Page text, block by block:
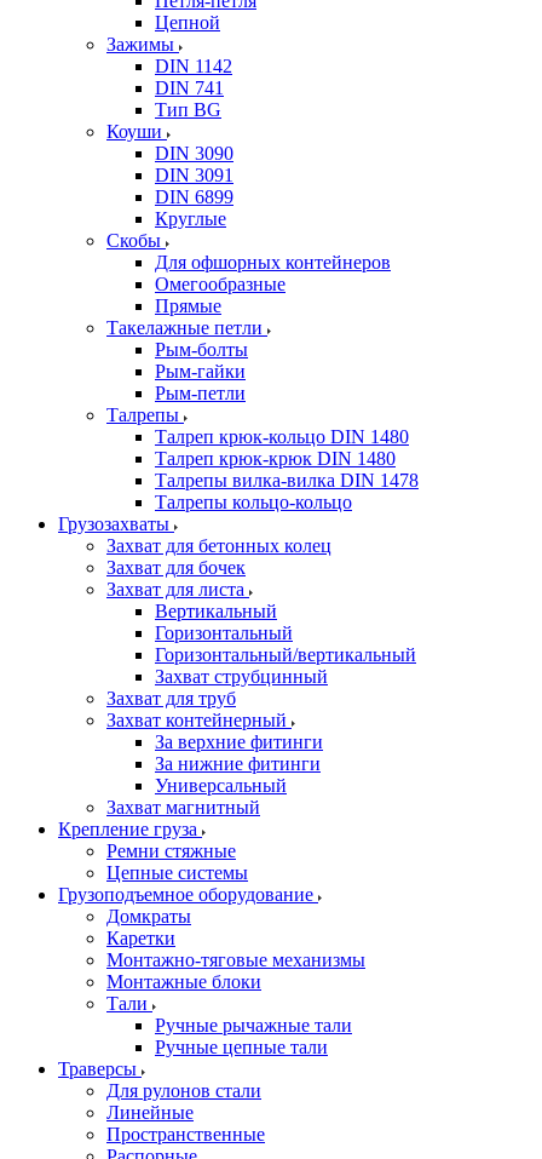
Цепной
Зажимы
DIN 1142
DIN 741
Тип BG
Коуши
DIN 3090
DIN 3091
DIN 6899
Круглые
Скобы
Для офшорных контейнеров
Омегообразные
Прямые
Такелажные петли
Рым-болты
Рым-гайки
Рым-петли
Талрепы
Талреп крюк-кольцо DIN 1480
Талреп крюк-крюк DIN 1480
Талрепы вилка-вилка DIN 1478
Талрепы кольцо-кольцо
Грузозахваты
Захват для бетонных колец
Захват для бочек
Захват для листа
Вертикальный
Горизонтальный
Горизонтальный/вертикальный
Захват струбцинный
Захват для труб
Захват контейнерный
За верхние фитинги
За нижние фитинги
Универсальный
Захват магнитный
Крепление груза
Ремни стяжные
Цепные системы
Грузоподъемное оборудование
Домкраты
Каретки
Монтажно-тяговые механизмы
Монтажные блоки
Тали
Ручные рычажные тали
Ручные цепные тали
Траверсы
Для рулонов стали
Линейные
Пространственные